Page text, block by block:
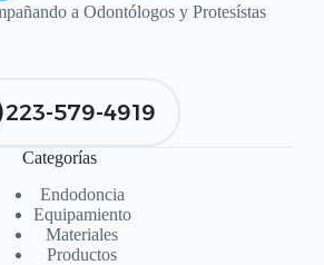
a Odontólogos y Protesístas
223-579-4919
Categorías
Endodoncia
Equipamiento
Materiales
Productos